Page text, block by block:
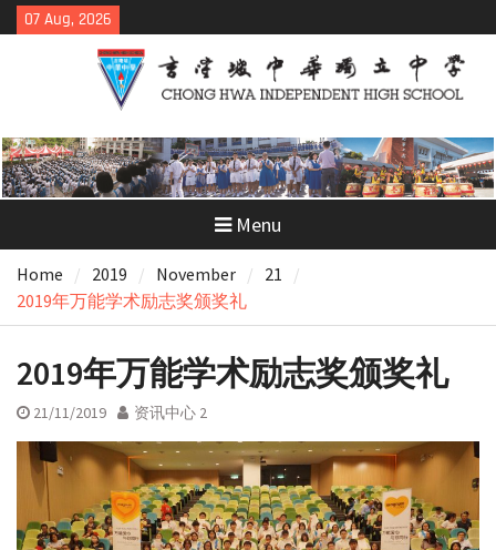
Skip
to
07 Aug, 2026
Menu
Home 2019 November
21
2019年万能学术励志奖颁奖礼
2019年万能学术励志奖颁奖礼
21/11/2019 资讯中心 2